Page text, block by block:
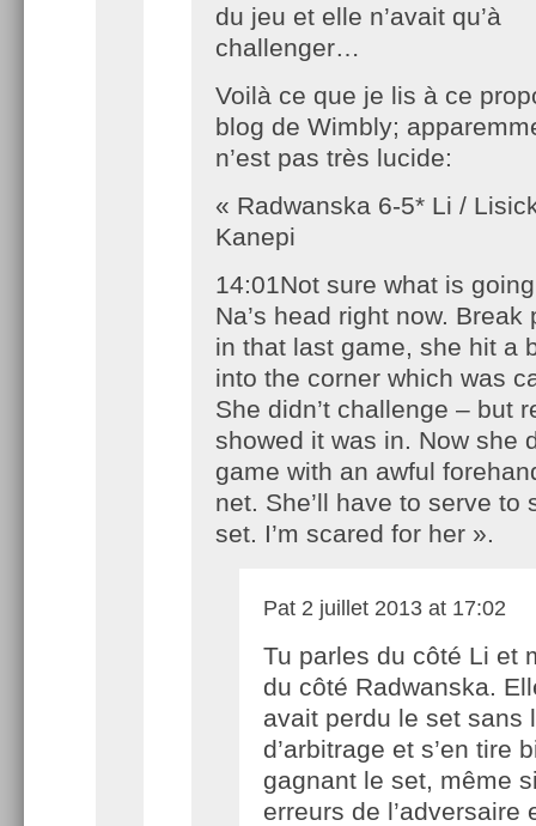
du jeu et elle n’avait qu’à
challenger…
Voilà ce que je lis à ce
blog de Wimbly;
n’est pas très lucide:
« Radwanska 6-5* Li /
Kanepi
14:01Not sure what is
Na’s head right now. Break
in that last game, she hit a
into the corner which was
She didn’t challenge – but
showed it was in. Now she
game with an awful
net. She’ll have to serve to
set. I’m scared for her ».
Pat 2 juillet 2013 at 17:02
Tu parles du côté Li et
du côté Radwanska.
avait perdu le set sans
d’arbitrage et s’en tire
gagnant le set, même
erreurs de l’adversaire